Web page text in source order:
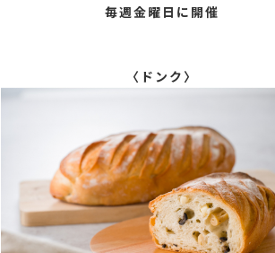
毎週金曜日に開催
〈ドンク〉